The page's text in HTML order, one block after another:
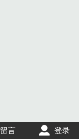
留言 登录